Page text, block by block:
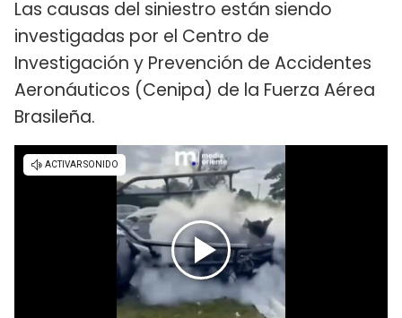
Las causas del siniestro están siendo
investigadas por el Centro de
Investigación y Prevención de Accidentes
Aeronáuticos (Cenipa) de la Fuerza Aérea
Brasileña.